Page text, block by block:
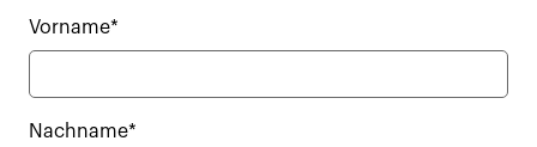
Vorname*
Nachname*